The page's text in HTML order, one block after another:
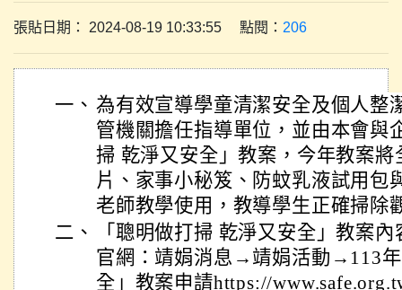
張貼日期： 2024-08-19 10:33:55 點閱： 206
一、 為有效宣導學童清潔安全及個人整
管機關擔任指導單位，並由本會與
掃 乾淨又安全」教案，今年教案
片、家事小秘笈、防蚊乳液試用包
老師教學使用，教導學生正確掃除
二、
「聰明做打掃 乾淨又安全」教案
官網：靖娟消息→靖娟活動→113
全」教案申請https://